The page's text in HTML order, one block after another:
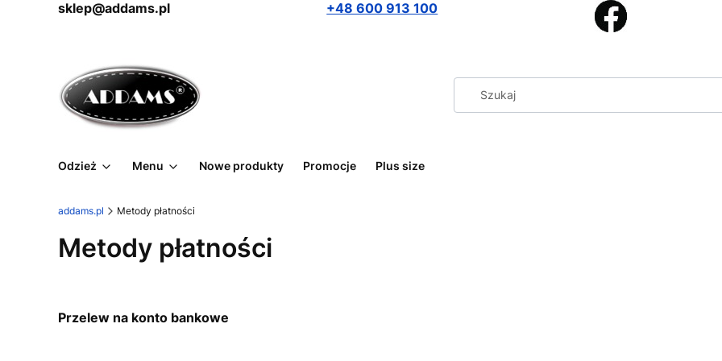
sklep@addams.pl +48 600 913 100
Odzież Menu Nowe produkty Promocje Plus size
addams.pl Metody płatności
Metody płatności
Przelew na konto bankowe